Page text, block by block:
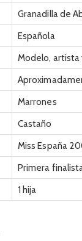
Granadilla de
Española
Modelo, artista
Marrones
Castaño
Miss España
Primera
1 hija